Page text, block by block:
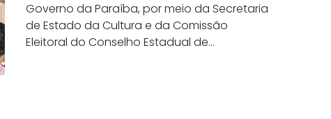
Governo da Paraíba, por meio da Secretaria
de Estado da Cultura e da Comissão
Eleitoral do Conselho Estadual de...